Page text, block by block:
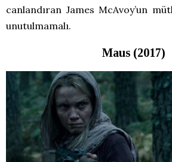
canlandıran James McAvoy’un
unutulmamalı.
Maus (2017)